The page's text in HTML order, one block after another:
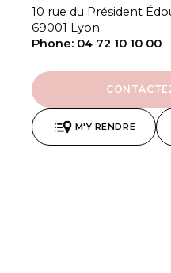
10 rue du Président
69001 Lyon
Phone: 04 72 10 10 00
M'Y RENDRE